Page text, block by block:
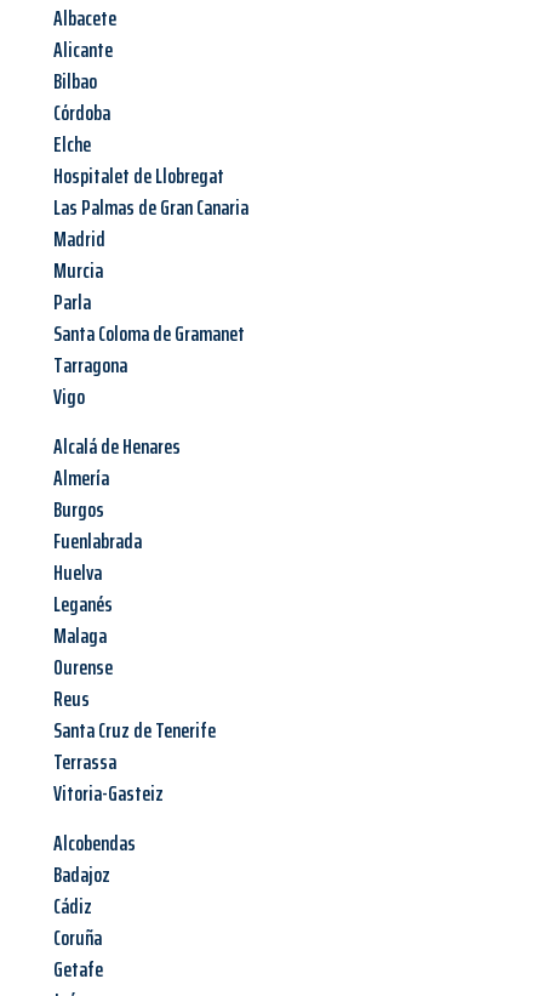
Albacete
Alicante
Bilbao
Córdoba
Elche
Hospitalet de Llobregat
Las Palmas de Gran Canaria
Madrid
Murcia
Parla
Santa Coloma de Gramanet
Tarragona
Vigo
Alcalá de Henares
Almería
Burgos
Fuenlabrada
Huelva
Leganés
Malaga
Ourense
Reus
Santa Cruz de Tenerife
Terrassa
Vitoria-Gasteiz
Alcobendas
Badajoz
Cádiz
Coruña
Getafe